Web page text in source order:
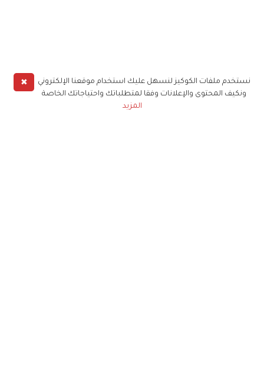
✖
نستخدم ملفات الكوكيز لنسهل عليك استخدام موقعنا الإلكتروني
ونكيف المحتوى والإعلانات وفقا لمتطلباتك واحتياجاتك الخاصة
المزيد